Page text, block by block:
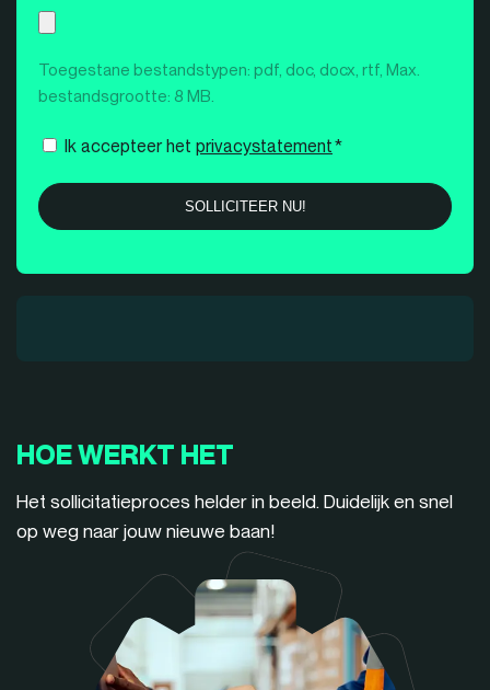
Toegestane bestandstypen: pdf, doc, docx, rtf, Max.
bestandsgrootte: 8 MB.
Instemming
Ik accepteer het privacystatement*
HOE WERKT HET
Het sollicitatieproces helder in beeld. Duidelijk en snel
op weg naar jouw nieuwe baan!